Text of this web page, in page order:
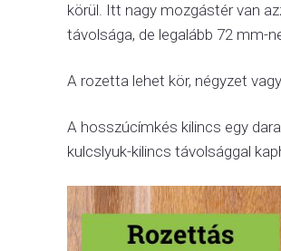
körül. Itt nagy mozgástér van
távolsága, de legalább 72 mm-
A rozetta lehet kör, négyzet
A hosszúcímkés kilincs egy
kulcslyuk-kilincs távolsággal